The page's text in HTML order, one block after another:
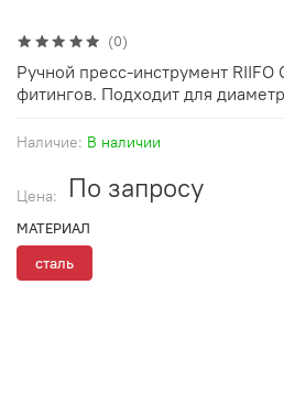
(0)
Наличие: В наличии
Цена: По запросу
МАТЕРИАЛ
сталь
Ручной пресс-инструмент
фитингов. Подходит для